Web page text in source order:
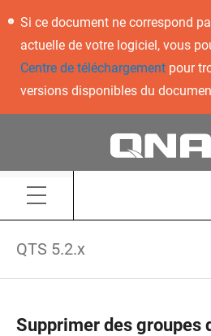
Si ce document ne correspond
actuelle de votre logiciel, vous
Centre de téléchargementpour
versions disponibles du
QTS 5.2.x
Supprimer des groupes